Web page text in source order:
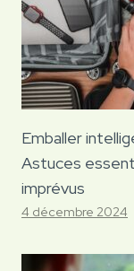
Emballer
Astuces
imprévus
4 décembre 2024